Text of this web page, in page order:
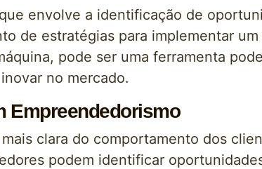
envolve a identificação de
de estratégias para implementar
pode ser uma ferramenta
no mercado.
Empreendedorismo
clara do comportamento dos
podem identificar